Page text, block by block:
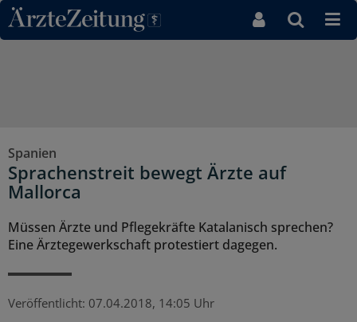
Direkt zum Inhaltsbereich
Spanien
Sprachenstreit bewegt Ärzte auf
Mallorca
Müssen Ärzte und Pflegekräfte Katalanisch sprechen?
Eine Ärztegewerkschaft protestiert dagegen.
Veröffentlicht: 07.04.2018, 14:05 Uhr